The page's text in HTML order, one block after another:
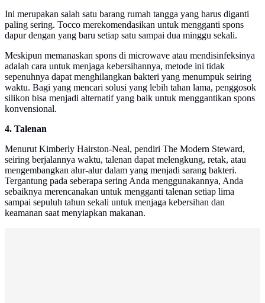
Ini merupakan salah satu barang rumah tangga yang harus diganti
paling sering. Tocco merekomendasikan untuk mengganti spons
dapur dengan yang baru setiap satu sampai dua minggu sekali.
Meskipun memanaskan spons di microwave atau mendisinfeksinya
adalah cara untuk menjaga kebersihannya, metode ini tidak
sepenuhnya dapat menghilangkan bakteri yang menumpuk seiring
waktu. Bagi yang mencari solusi yang lebih tahan lama, penggosok
silikon bisa menjadi alternatif yang baik untuk menggantikan spons
konvensional.
4. Talenan
Menurut Kimberly Hairston-Neal, pendiri The Modern Steward,
seiring berjalannya waktu, talenan dapat melengkung, retak, atau
mengembangkan alur-alur dalam yang menjadi sarang bakteri.
Tergantung pada seberapa sering Anda menggunakannya, Anda
sebaiknya merencanakan untuk mengganti talenan setiap lima
sampai sepuluh tahun sekali untuk menjaga kebersihan dan
keamanan saat menyiapkan makanan.